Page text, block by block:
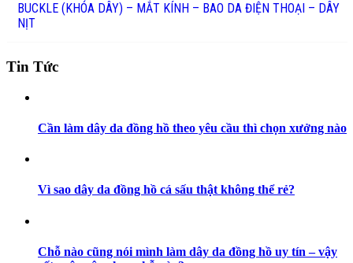
BUCKLE (KHÓA DÂY) – MẮT KÍNH – BAO DA ĐIỆN THOẠI – DÂY
NỊT
Tin Tức
Cần làm dây da đồng hồ theo yêu cầu thì chọn xưởng nào
Vì sao dây da đồng hồ cá sấu thật không thể rẻ?
Chỗ nào cũng nói mình làm dây da đồng hồ uy tín – vậy